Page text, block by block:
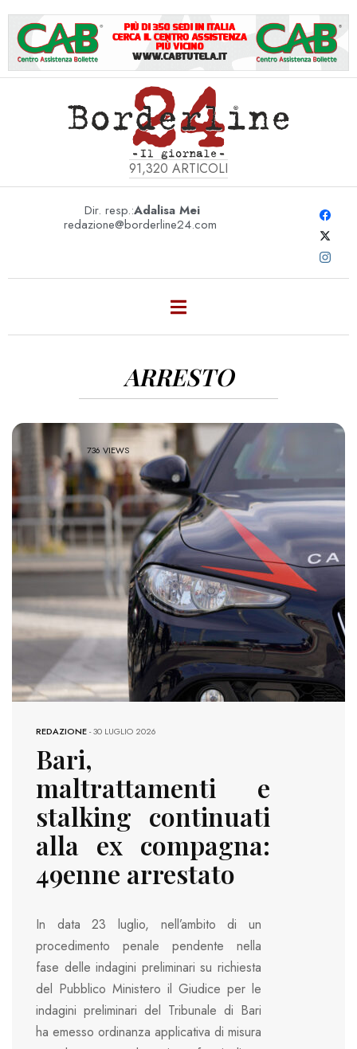
91,320 ARTICOLI
Dir. resp.:Adalisa Mei
redazione@borderline24.com
ARRESTO
736 VIEWS
REDAZIONE-30 LUGLIO 2026
Bari,
maltrattamenti e
stalking continuati
alla ex compagna:
49enne arrestato
In data 23 luglio, nell’ambito di un
procedimento penale pendente nella
fase delle indagini preliminari su richiesta
del Pubblico Ministero il Giudice per le
indagini preliminari del Tribunale di Bari
ha emesso ordinanza applicativa di misura